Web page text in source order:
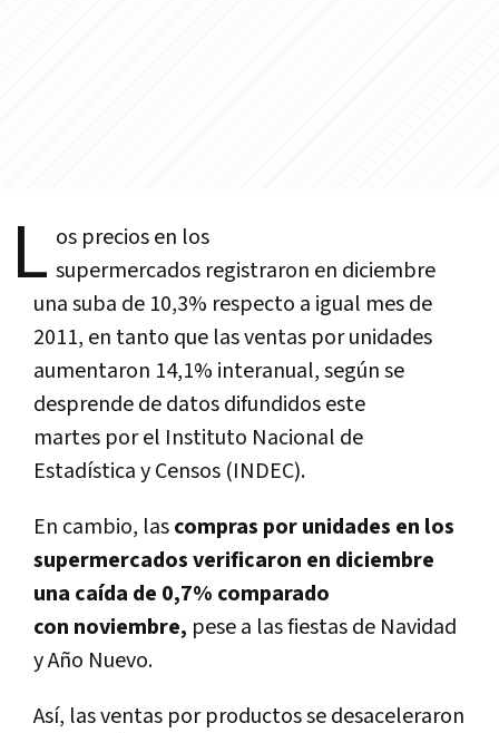
L os precios en los
supermercados registraron en diciembre
una suba de 10,3% respecto a igual mes de
2011, en tanto que las ventas por unidades
aumentaron 14,1% interanual, según se
desprende de datos difundidos este
martes por el Instituto Nacional de
Estadística y Censos (INDEC).
En cambio, lascompras por unidades en los
supermercados verificaron en diciembre
una caída de 0,7% comparado
con noviembre, pese a las fiestas de Navidad
y Año Nuevo.
Así, las ventas por productos se desaceleraron